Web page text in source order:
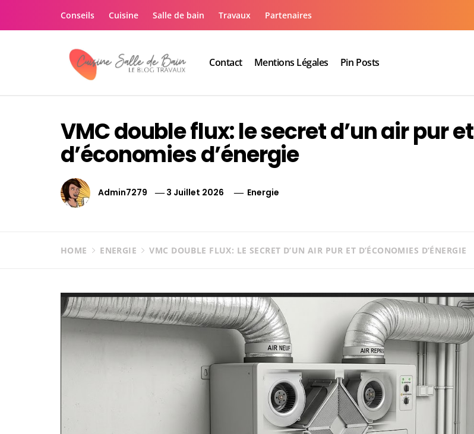
Conseils Cuisine Salle de bain Travaux Partenaires
Contact Mentions Légales Pin Posts
VMC double flux: le secret d’un air pur et
d’économies d’énergie
Admin7279 3 Juillet 2026 Energie
HOME ENERGIE VMC DOUBLE FLUX: LE SECRET D’UN AIR PUR ET D’ÉCONOMIES D’ÉNERGIE